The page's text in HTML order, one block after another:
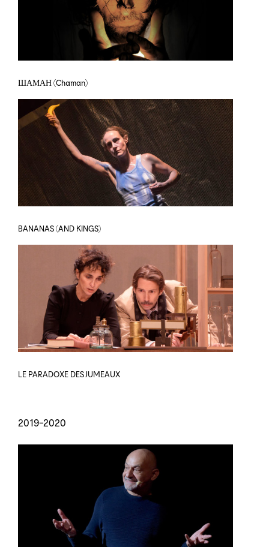
ШАМАН (Chaman)
BANANAS (AND KINGS)
LE PARADOXE DES JUMEAUX
2019-2020